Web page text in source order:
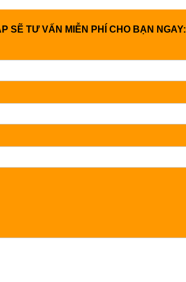
SẼ TƯ VẤN MIỄN PHÍ CHO BẠN NGAY: